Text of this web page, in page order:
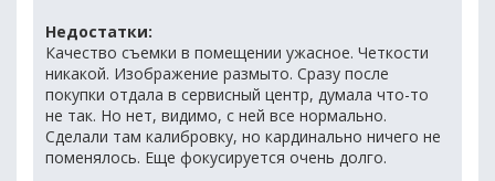
Недостатки:
Качество съемки в помещении ужасное. Четкости
никакой. Изображение размыто. Сразу после
покупки отдала в сервисный центр, думала что-то
не так. Но нет, видимо, с ней все нормально.
Сделали там калибровку, но кардинально ничего не
поменялось. Еще фокусируется очень долго.